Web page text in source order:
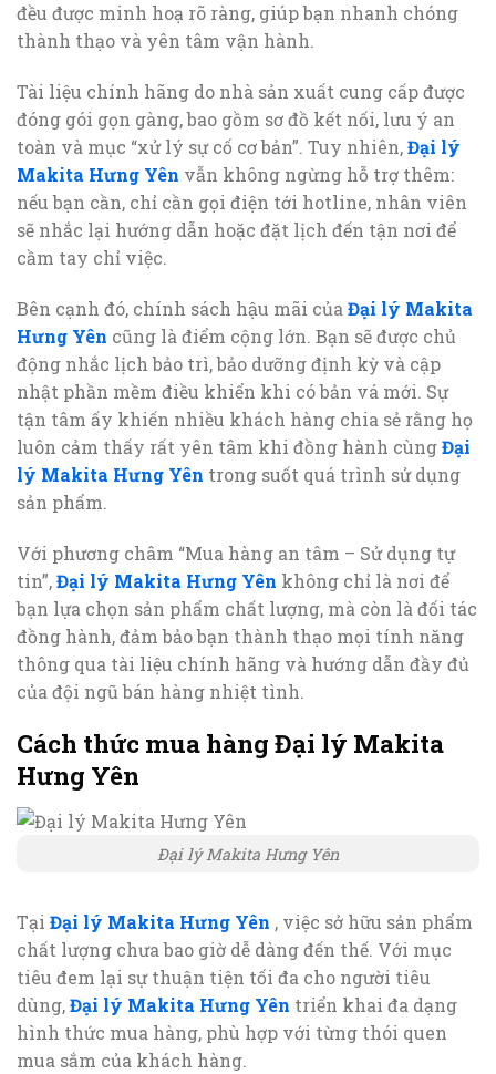
đều được minh hoạ rõ ràng, giúp bạn nhanh chóng
thành thạo và yên tâm vận hành.
Tài liệu chính hãng do nhà sản xuất cung cấp được
đóng gói gọn gàng, bao gồm sơ đồ kết nối, lưu ý an
toàn và mục “xử lý sự cố cơ bản”. Tuy nhiên,Đại lý
Makita Hưng Yên vẫn không ngừng hỗ trợ thêm:
nếu bạn cần, chỉ cần gọi điện tới hotline, nhân viên
sẽ nhắc lại hướng dẫn hoặc đặt lịch đến tận nơi để
cầm tay chỉ việc.
Bên cạnh đó, chính sách hậu mãi của Đại lý Makita
Hưng Yên cũng là điểm cộng lớn. Bạn sẽ được chủ
động nhắc lịch bảo trì, bảo dưỡng định kỳ và cập
nhật phần mềm điều khiển khi có bản vá mới. Sự
tận tâm ấy khiến nhiều khách hàng chia sẻ rằng họ
luôn cảm thấy rất yên tâm khi đồng hành cùngĐại
lý Makita Hưng Yên trong suốt quá trình sử dụng
sản phẩm.
Với phương châm “Mua hàng an tâm – Sử dụng tự
tin”,Đại lý Makita Hưng Yên không chỉ là nơi để
bạn lựa chọn sản phẩm chất lượng, mà còn là đối tác
đồng hành, đảm bảo bạn thành thạo mọi tính năng
thông qua tài liệu chính hãng và hướng dẫn đầy đủ
của đội ngũ bán hàng nhiệt tình.
Cách thức mua hàng Đại lý Makita
Hưng Yên
Đại lý Makita Hưng Yên
Tại Đại lý Makita Hưng Yên , việc sở hữu sản phẩm
chất lượng chưa bao giờ dễ dàng đến thế. Với mục
tiêu đem lại sự thuận tiện tối đa cho người tiêu
dùng,Đại lý Makita Hưng Yên triển khai đa dạng
hình thức mua hàng, phù hợp với từng thói quen
mua sắm của khách hàng.